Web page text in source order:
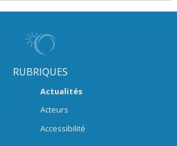
RUBRIQUES
Actualités
Acteurs
Accessibilité